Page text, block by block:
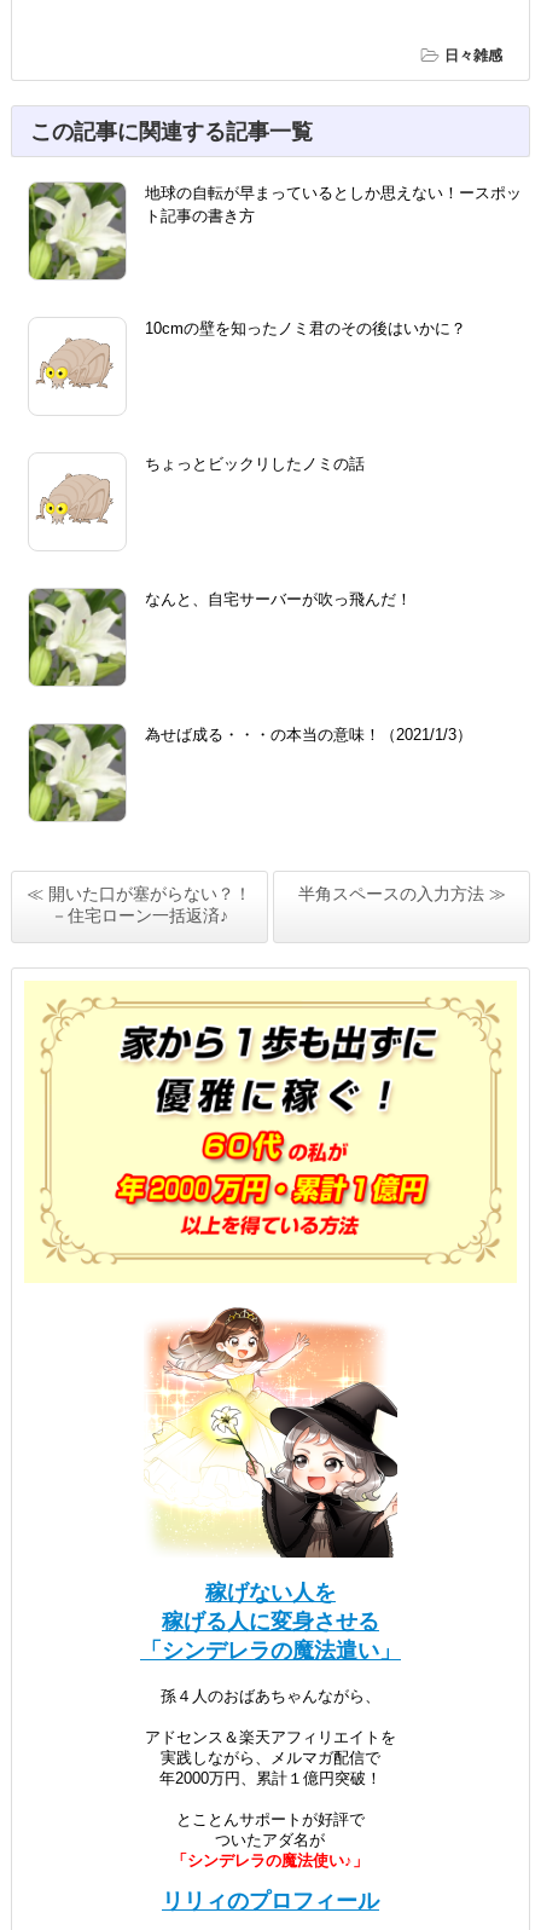
日々雑感
この記事に関連する記事一覧
地球の自転が早まっているとしか思えない！ースポッ
ト記事の書き方
10cmの壁を知ったノミ君のその後はいかに？
ちょっとビックリしたノミの話
なんと、自宅サーバーが吹っ飛んだ！
為せば成る・・・の本当の意味！（2021/1/3）
≪ 開いた口が塞がらない？！
－住宅ローン一括返済♪
半角スペースの入力方法 ≫
稼げない人を
稼げる人に変身させる
「シンデレラの魔法遣い」
孫４人のおばあちゃんながら、
アドセンス＆楽天アフィリエイトを
実践しながら、メルマガ配信で
年2000万円、累計１億円突破！
とことんサポートが好評で
ついたアダ名が
「シンデレラの魔法使い♪」
リリィのプロフィール